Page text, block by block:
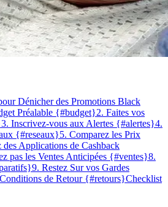
Dénicher des Promotions Black
Préalable {#budget}2. Faites vos
3. Inscrivez-vous aux Alertes {#alertes}4.
{#reseaux}5. Comparez les Prix
Applications de Cashback
pas les Ventes Anticipées {#ventes}8.
9. Restez Sur vos Gardes
de Retour {#retours}Checklist